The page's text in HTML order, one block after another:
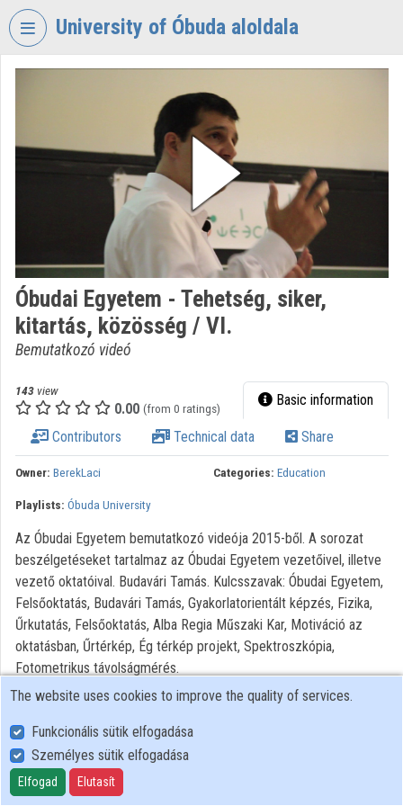
Skip header Skip content
University of Óbuda aloldala
OF
Organization home
Categories
Organizations
Contributors
Óbudai Egyetem - Tehetség, siker,
kitartás, közösség / VI.
Bemutatkozó videó
143 view
0.00 (from 0 ratings) Basic information
Contributors Technical data Share
Owner: BerekLaci Categories: Education
Playlists: Óbuda University
Az Óbudai Egyetem bemutatkozó videója 2015-ből. A sorozat
beszélgetéseket tartalmaz az Óbudai Egyetem vezetőivel, illetve
vezető oktatóival. Budavári Tamás. Kulcsszavak: Óbudai Egyetem,
Felsőoktatás, Budavári Tamás, Gyakorlatorientált képzés, Fizika,
Űrkutatás, Felsőoktatás, Alba Regia Műszaki Kar, Motiváció az
oktatásban, Űrtérkép, Ég térkép projekt, Spektroszkópia,
Fotometrikus távolságmérés.
User Policy
Adatkezelési tájékoztató (en)
Cookie Policy
The website uses cookies to improve the quality of services.
Funkcionális sütik elfogadása
Személyes sütik elfogadása
Elfogad Elutasít